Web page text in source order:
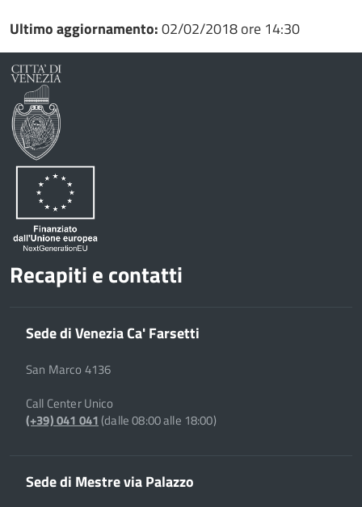
su
Facebook
Condividi
su
Condividi
Ultimo aggiornamento:02/02/2018 ore 14:30
Recapiti e contatti
Sede di Venezia Ca' Farsetti
San Marco 4136
Call Center Unico
(+39) 041 041(dalle 08:00 alle 18:00)
Sede di Mestre via Palazzo